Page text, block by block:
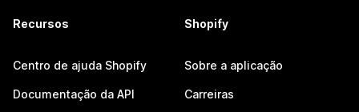
Recursos
Centro de ajuda Shopify
Documentação da API
Shopify
Sobre a aplicação
Carreiras